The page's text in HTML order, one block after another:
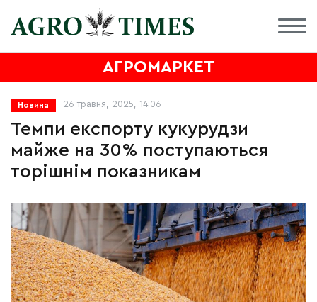
АГРОМАРКЕТ
Новина 26 травня, 2025, 14:06
Темпи експорту кукурудзи
майже на 30% поступаються
торішнім показникам